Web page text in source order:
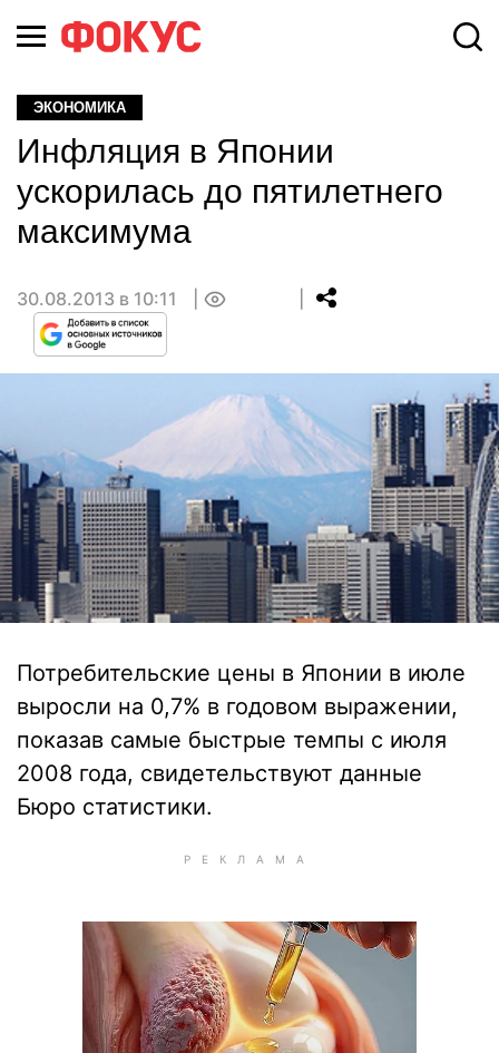
ЭКОНОМИКА
Инфляция в Японии
ускорилась до пятилетнего
максимума
30.08.2013 в 10:11
Потребительские цены в Японии в июле
выросли на 0,7% в годовом выражении,
показав самые быстрые темпы с июля
2008 года, свидетельствуют данные
Бюро статистики.